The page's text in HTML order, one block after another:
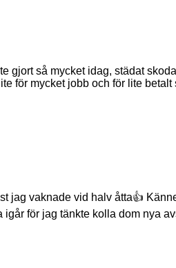
gjort så mycket idag, städat
för mycket jobb och för lite
jag vaknade vid halv åtta👍
igår för jag tänkte kolla dom nya